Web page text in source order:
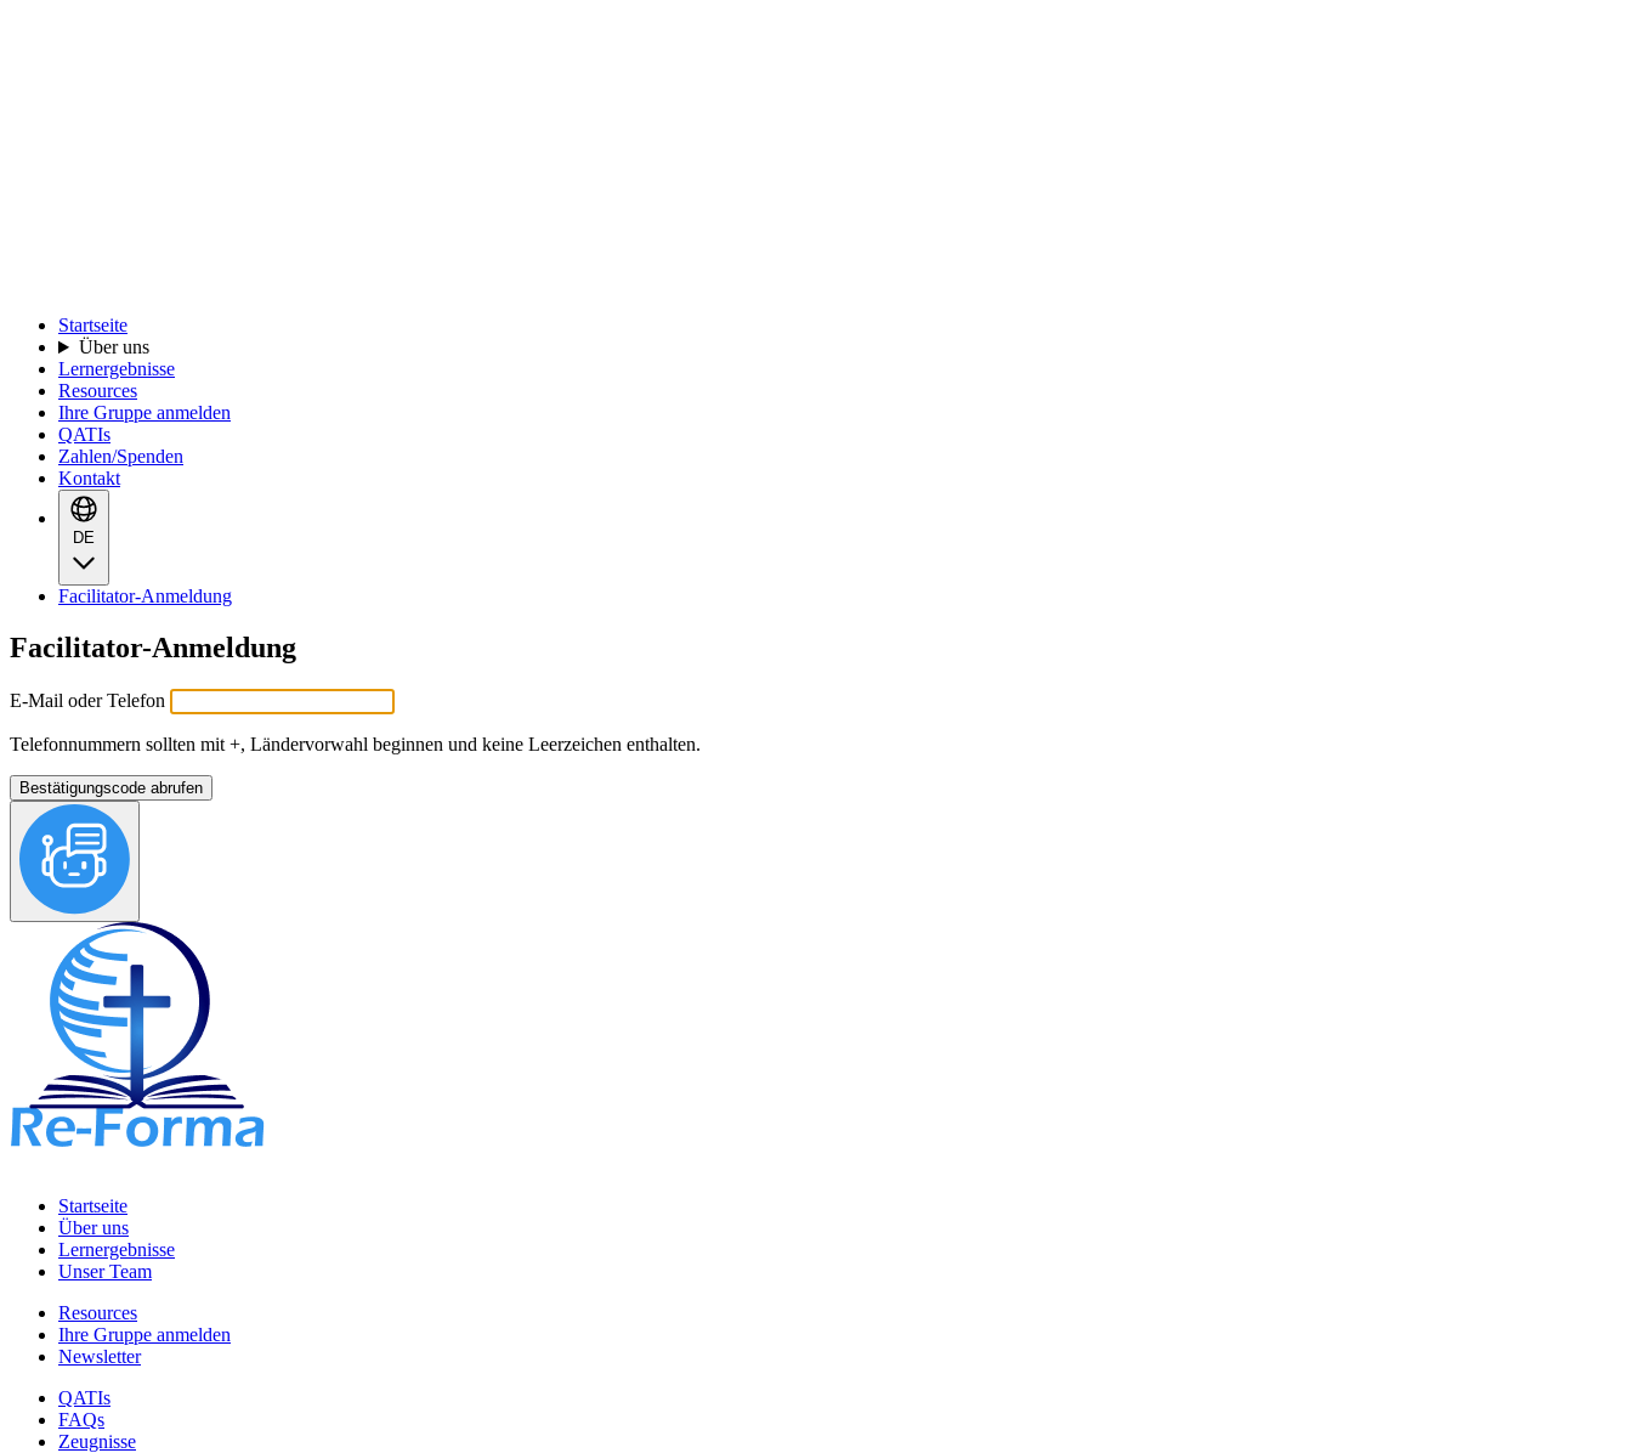
Startseite
Über uns
Lernergebnisse
Resources
Ihre Gruppe anmelden
QATIs
Zahlen/Spenden
Kontakt
DE
Facilitator-Anmeldung
Facilitator-Anmeldung
E-Mail oder Telefon
Telefonnummern sollten mit +, Ländervorwahl beginnen und keine Leerzeichen enthalten.
Bestätigungscode abrufen
Startseite
Über uns
Lernergebnisse
Unser Team
Resources
Ihre Gruppe anmelden
Newsletter
QATIs
FAQs
Zeugnisse